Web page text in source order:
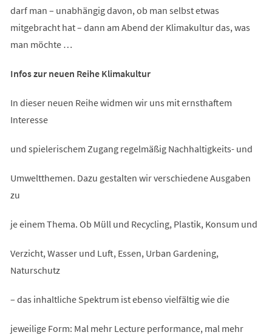
darf man – unabhängig davon, ob man selbst etwas
mitgebracht hat – dann am Abend der Klimakultur das, was
man möchte …
Infos zur neuen Reihe Klimakultur
In dieser neuen Reihe widmen wir uns mit ernsthaftem
Interesse
und spielerischem Zugang regelmäßig Nachhaltigkeits- und
Umweltthemen. Dazu gestalten wir verschiedene Ausgaben
zu
je einem Thema. Ob Müll und Recycling, Plastik, Konsum und
Verzicht, Wasser und Luft, Essen, Urban Gardening,
Naturschutz
– das inhaltliche Spektrum ist ebenso vielfältig wie die
jeweilige Form: Mal mehr Lecture performance, mal mehr